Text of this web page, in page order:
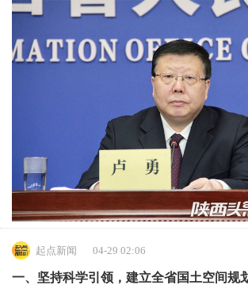
起点新闻 04-29 02:06
一、坚持科学引领，建立全省国土空间规